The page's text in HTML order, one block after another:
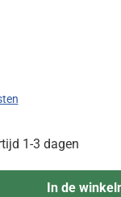
1-3 dagen
hoeveelheid in of
In de